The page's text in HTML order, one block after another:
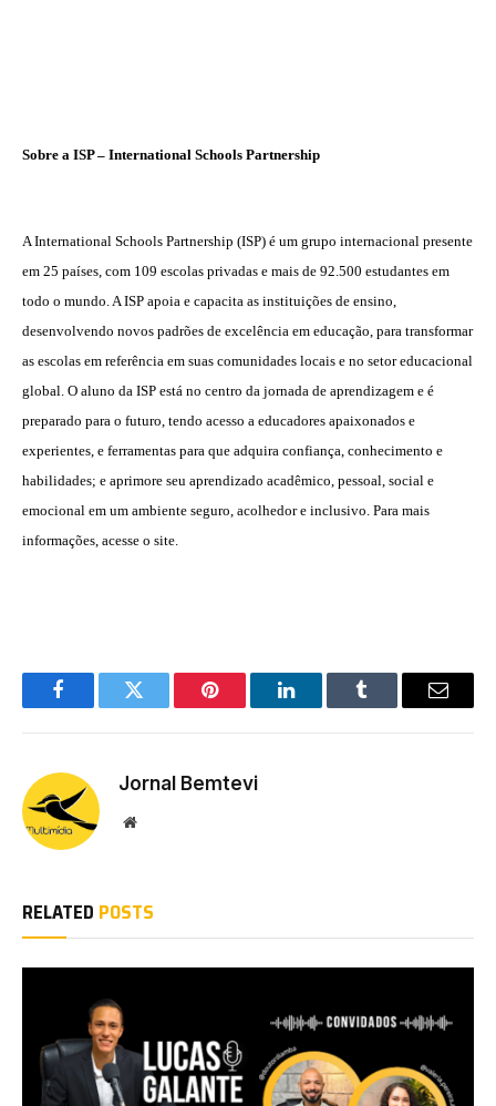
Sobre a ISP – International Schools Partnership
A International Schools Partnership (ISP) é um grupo internacional presente
em 25 países, com 109 escolas privadas e mais de 92.500 estudantes em
todo o mundo. A ISP apoia e capacita as instituições de ensino,
desenvolvendo novos padrões de excelência em educação, para transformar
as escolas em referência em suas comunidades locais e no setor educacional
global. O aluno da ISP está no centro da jornada de aprendizagem e é
preparado para o futuro, tendo acesso a educadores apaixonados e
experientes, e ferramentas para que adquira confiança, conhecimento e
habilidades; e aprimore seu aprendizado acadêmico, pessoal, social e
emocional em um ambiente seguro, acolhedor e inclusivo. Para mais
informações, acesse o site.
FacebookTwitter Pinterest LinkedInTumblr Email
Jornal Bemtevi
Website
RELATED POSTS